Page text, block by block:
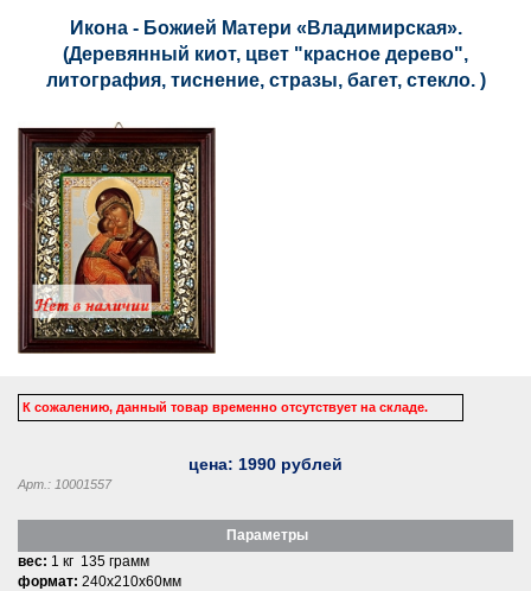
Икона - Божией Матери «Владимирская».
(Деревянный киот, цвет "красное дерево",
литография, тиснение, стразы, багет, стекло. )
К сожалению, данный товар временно отсутствует на складе.
цена: 1990 рублей
Арт.: 10001557
Параметры
вес: 1 кг 135 грамм
формат: 240x210x60мм